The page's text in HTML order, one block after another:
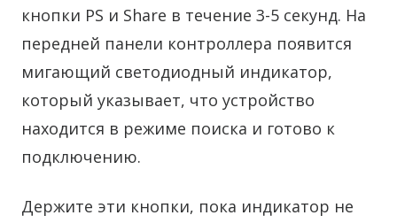
кнопки PS и Share в течение 3-5 секунд. На
передней панели контроллера появится
мигающий светодиодный индикатор,
который указывает, что устройство
находится в режиме поиска и готово к
подключению.
Держите эти кнопки, пока индикатор не